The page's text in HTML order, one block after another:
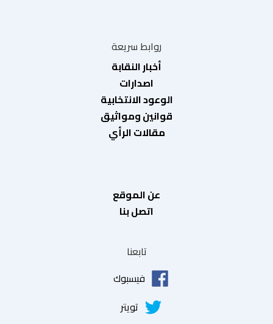
روابط سريعة
أخبار النقابة
اصدارات
الوعود الانتخابية
قوانين ومواثيق
مقالات الرأي
عن الموقع
اتصل بنا
تابعنا
فيسبوك
تويتر